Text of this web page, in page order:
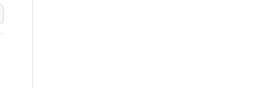
태양광주↑ VS 트레이드데스크·웬디스↓